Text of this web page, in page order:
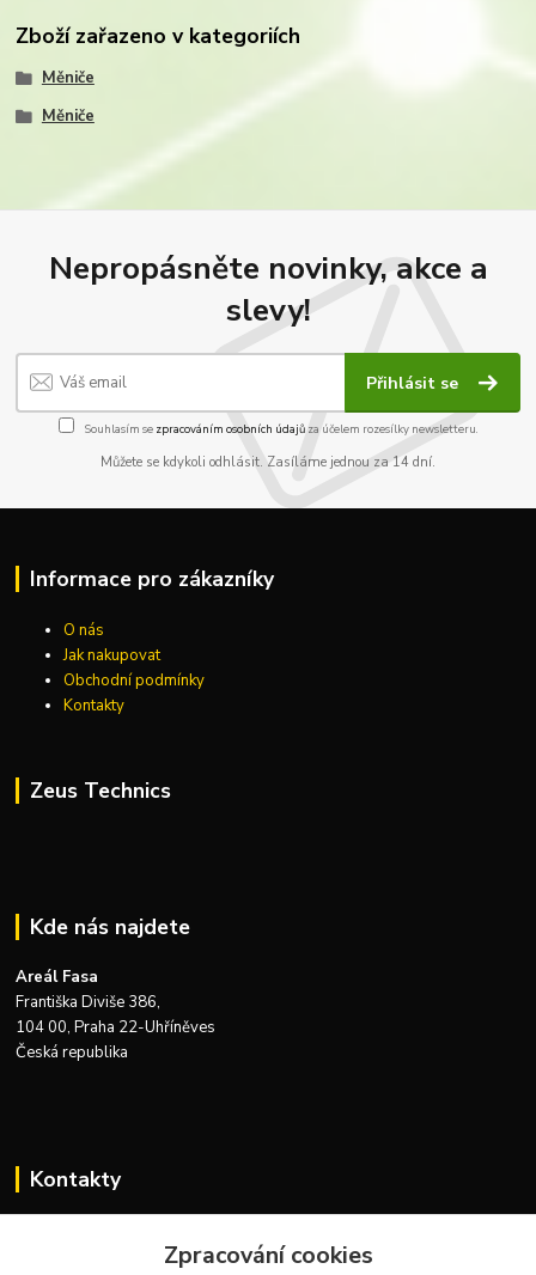
Zboží zařazeno v kategoriích
Měniče
Měniče
Nepropásněte novinky, akce a
slevy!
Přihlásit se
Souhlasím se zpracováním osobních údajůza účelem rozesílky newsletteru.
Můžete se kdykoli odhlásit. Zasíláme jednou za 14 dní.
Informace pro zákazníky
O nás
Jak nakupovat
Obchodní podmínky
Kontakty
Zeus Technics
Kde nás najdete
Areál Fasa
Františka Diviše 386,
104 00, Praha 22-Uhříněves
Česká republika
Kontakty
+420 732 915 376Zpracování cookies